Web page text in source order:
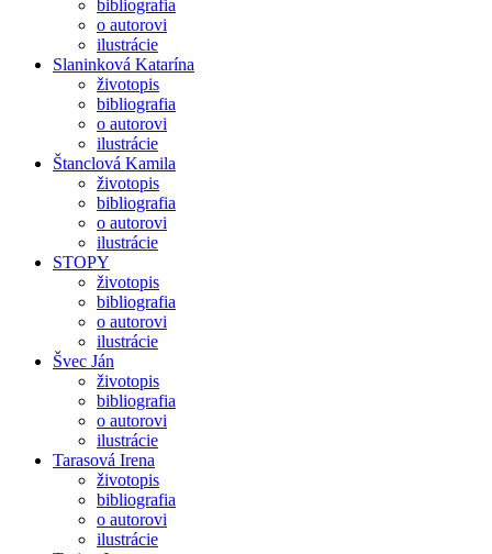
bibliografia
o autorovi
ilustrácie
Slaninková Katarína
životopis
bibliografia
o autorovi
ilustrácie
Štanclová Kamila
životopis
bibliografia
o autorovi
ilustrácie
STOPY
životopis
bibliografia
o autorovi
ilustrácie
Švec Ján
životopis
bibliografia
o autorovi
ilustrácie
Tarasová Irena
životopis
bibliografia
o autorovi
ilustrácie